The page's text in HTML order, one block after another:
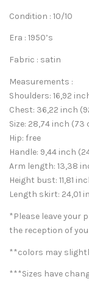
Condition : 10/10
Era : 1950’s
Fabric : satin
Measurements :
Shoulders: 16,92
Chest: 36,22 inch
Size: 28,74 inch (73
Hip: free
Handle: 9,44 inch
Arm length: 13,38
Height bust: 11,81
Length skirt: 24,01
*Please leave your
the reception of
**colors may
***Sizes have